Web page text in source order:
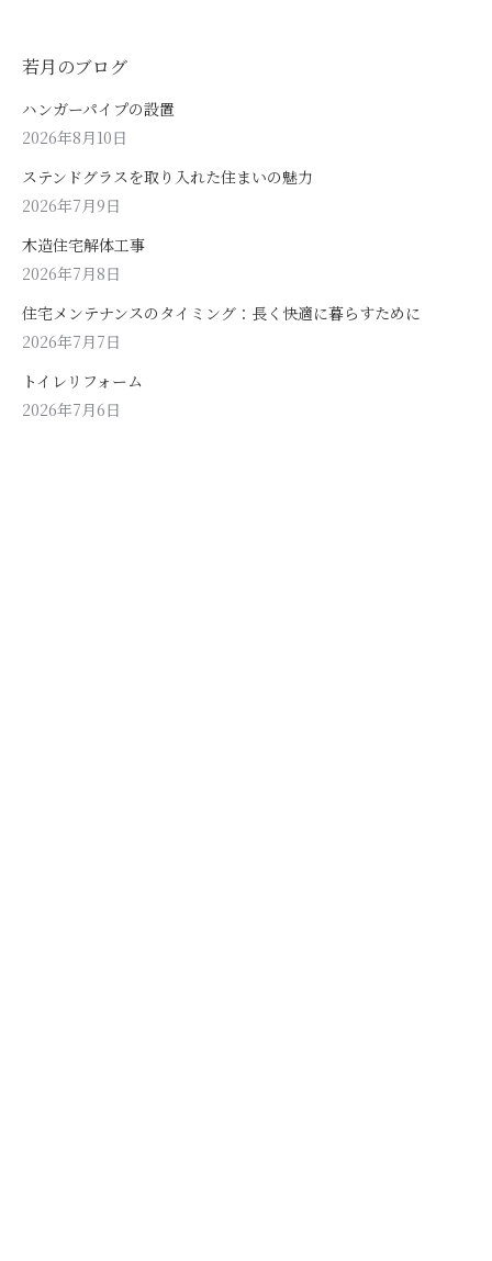
若月のブログ
ハンガーパイプの設置
2026年8月10日
ステンドグラスを取り入れた住まいの魅力
2026年7月9日
木造住宅解体工事
2026年7月8日
住宅メンテナンスのタイミング：長く快適に暮らすために
2026年7月7日
トイレリフォーム
2026年7月6日